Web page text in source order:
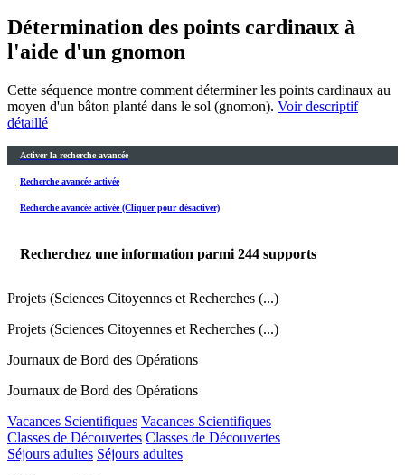
Détermination des points cardinaux à
l'aide d'un gnomon
Cette séquence montre comment déterminer les points cardinaux au
moyen d'un bâton planté dans le sol (gnomon). Voir descriptif
détaillé
Activer la recherche avancée
Recherche avancée activée
Recherche avancée activée (Cliquer pour désactiver)
Recherchez une information parmi 244 supports
Projets (Sciences Citoyennes et Recherches (...)
Projets (Sciences Citoyennes et Recherches (...)
Journaux de Bord des Opérations
Journaux de Bord des Opérations
Vacances Scientifiques Vacances Scientifiques
Classes de Découvertes Classes de Découvertes
Séjours adultes Séjours adultes